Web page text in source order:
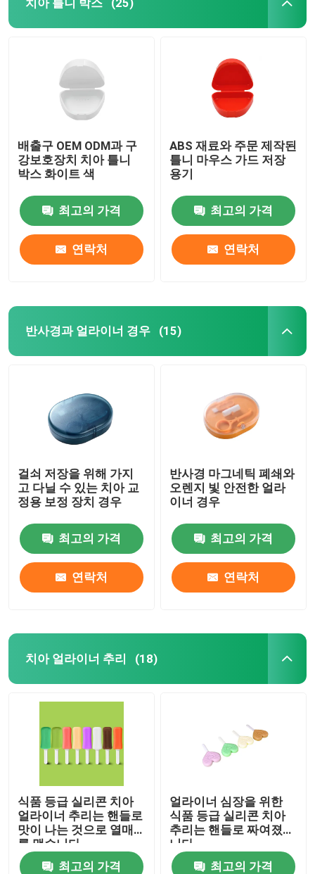
(25)
배출구 OEM ODM과 구
강보호장치 치아 틀니
박스 화이트 색
최고의 가격
연락처
ABS 재료와 주문 제작된
틀니 마우스 가드 저장
용기
최고의 가격
연락처
반사경과 얼라이너 경우 (15)
걸쇠 저장을 위해 가지
고 다닐 수 있는 치아 교
정용 보정 장치 경우
최고의 가격
연락처
반사경 마그네틱 폐쇄와
오렌지 빛 안전한 얼라
이너 경우
최고의 가격
연락처
치아 얼라이너 추리 (18)
식품 등급 실리콘 치아
얼라이너 추리는 핸들로
맛이 나는 것으로 열매
를 맺습니다
최고의 가격
얼라이너 심장을 위한
식품 등급 실리콘 치아
추리는 핸들로 짜여졌습
니다
최고의 가격